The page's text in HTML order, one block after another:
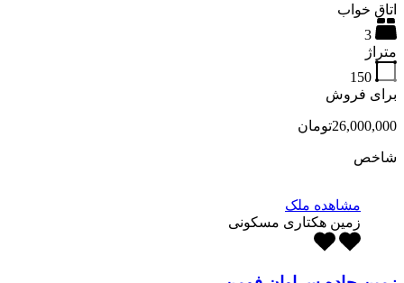
اتاق خواب
3
متراژ
150
برای فروش
26,000,000تومان
شاخص
مشاهده ملک
زمین هکتاری مسکونی